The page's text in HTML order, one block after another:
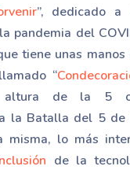
”, dedicado
pandemia del
tiene unas
“
de la 5
a la Batalla del 5 de
misma, lo más
de la